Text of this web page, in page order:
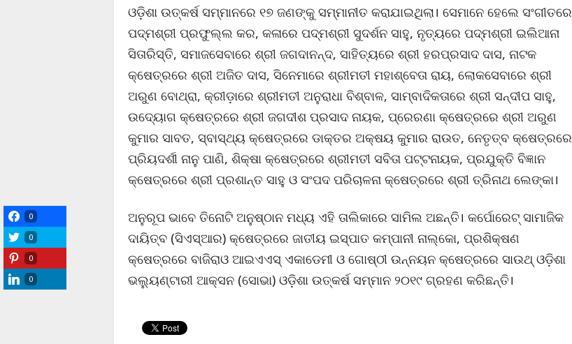
ଓଡ଼ିଶା ଉତ୍କର୍ଷ ସମ୍ମାନରେ ୧୭ ଜଣଙ୍କୁ ସମ୍ମାନୀତ କରାଯାଇଥିଲା। ସେମାନେ ହେଲେ ସଂଗୀତରେ
ପଦ୍ମଶ୍ରୀ ପ୍ରଫୁଲ୍ଲ କର, କଳାରେ ପଦ୍ମଶ୍ରୀ ସୁଦର୍ଶନ ସାହୁ, ନୃତ୍ୟରେ ପଦ୍ମଶ୍ରୀ ଇଲିଆନା
ସିତାରିସ୍ତି, ସମାଜସେବାରେ ଶ୍ରୀ ଜଗଦାନନ୍ଦ, ସାହିତ୍ୟରେ ଶ୍ରୀ ହରପ୍ରସାଦ ଦାସ, ନାଟକ
କ୍ଷେତ୍ରରେ ଶ୍ରୀ ଅଜିତ ଦାସ, ସିନେମାରେ ଶ୍ରୀମତୀ ମହାଶ୍ବେତା ରାୟ, ଲୋକସେବାରେ ଶ୍ରୀ
ଅରୁଣ ବୋଥ୍ରା, କ୍ରୀଡ଼ାରେ ଶ୍ରୀମତୀ ଅନୁରାଧା ବିଶ୍ବାଳ, ସାମ୍ବାଦିକତାରେ ଶ୍ରୀ ସନ୍ଦୀପ ସାହୁ,
ଉଦ୍ୟୋଗ କ୍ଷେତ୍ରରେ ଶ୍ରୀ ଜଗଦୀଶ ପ୍ରସାଦ ନାୟକ, ପ୍ରେରଣା କ୍ଷେତ୍ରରେ ଶ୍ରୀ ଅରୁଣ
କୁମାର ସାବତ, ସ୍ବାସ୍ଥ୍ୟ କ୍ଷେତ୍ରରେ ଡାକ୍ତର ଅକ୍ଷୟ କୁମାର ରାଉତ, ନେତୃତ୍ବ କ୍ଷେତ୍ରରେ
ପ୍ରିୟଦର୍ଶୀ ନାନୁ ପାଣି, ଶିକ୍ଷା କ୍ଷେତ୍ରରେ ଶ୍ରୀମତୀ ସବିତା ପଟ୍ଟନାୟକ, ପ୍ରଯୁକ୍ତି ବିଜ୍ଞାନ
କ୍ଷେତ୍ରରେ ଶ୍ରୀ ପ୍ରଶାନ୍ତ ସାହୁ ଓ ସଂପଦ ପରିଚାଳନା କ୍ଷେତ୍ରରେ ଶ୍ରୀ ତ୍ରିନାଥ ଲେଙ୍କା।
ଅନୁରୂପ ଭାବେ ତିନୋଟି ଅନୁଷ୍ଠାନ ମଧ୍ୟ ଏହି ତାଲିକାରେ ସାମିଲ ଅଛନ୍ତି। କର୍ପୋରେଟ୍‌ ସାମାଜିକ
ଦାୟିତ୍ବ (ସିଏସ୍‌ଆର) କ୍ଷେତ୍ରରେ ଜାତୀୟ ଇସ୍ପାତ କମ୍ପାନୀ ନାଲ୍‌କୋ, ପ୍ରଶିକ୍ଷଣ
କ୍ଷେତ୍ରରେ ବାଜିରାଓ ଆଇଏଏସ୍‌ ଏକାଡେମୀ ଓ ଗୋଷ୍ଠୀ ଉନ୍ନୟନ କ୍ଷେତ୍ରରେ ସାଉଥ୍‌ ଓଡ଼ିଶା
ଭଲ୍ୟୁଣ୍ଟାରୀ ଆକ୍ସନ (ସୋଭା) ଓଡ଼ିଶା ଉତ୍କର୍ଷ ସମ୍ମାନ ୨୦୧୯ ଗ୍ରହଣ କରିଛନ୍ତି।
0
0
0
0